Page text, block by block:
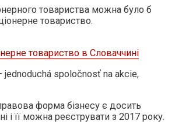
товариства можна було б
товариство.
товариство в Словаччині
spoločnosť na akcie,
форма бізнесу є досить
і її можна реєструвати з 2017 року.